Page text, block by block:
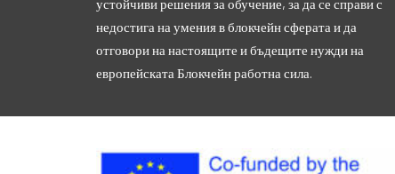
устойчиви решения за обучение, за да се справи с
недостига на умения в блокчейн сферата и да
отговори на настоящите и бъдещите нужди на
европейската Блокчейн работна сила.